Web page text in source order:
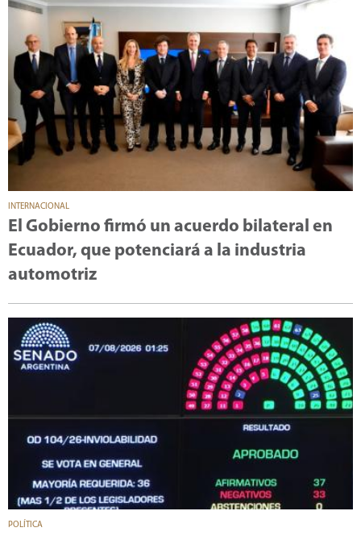
INTERNACIONAL
El Gobierno firmó un acuerdo bilateral en
Ecuador, que potenciará a la industria
automotriz
POLÍTICA